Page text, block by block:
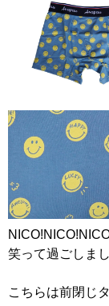
笑って過ごしま
こちらは前閉じ